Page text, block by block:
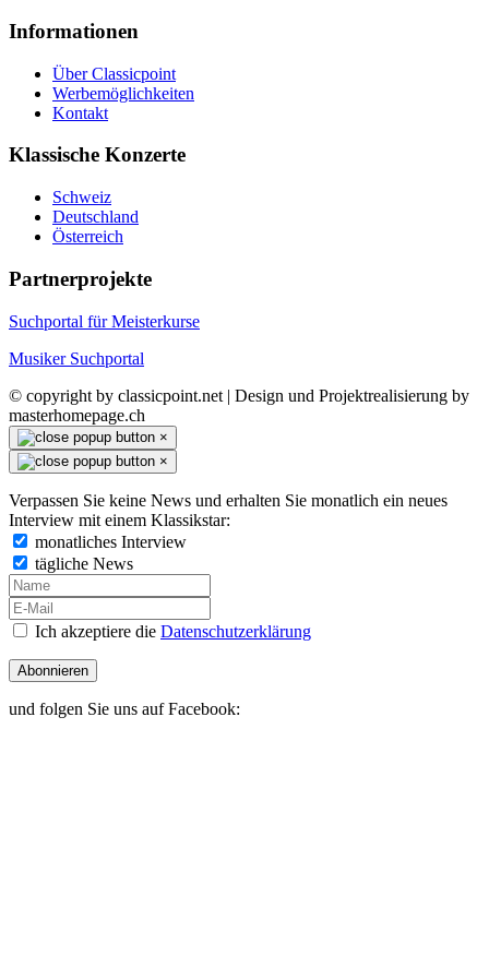
Informationen
Über Classicpoint
Werbemöglichkeiten
Kontakt
Klassische Konzerte
Schweiz
Deutschland
Österreich
Partnerprojekte
Suchportal für Meisterkurse
Musiker Suchportal
© copyright by classicpoint.net | Design und Projektrealisierung by
masterhomepage.ch
×
×
Verpassen Sie keine News und erhalten Sie monatlich ein neues
Interview mit einem Klassikstar:
monatliches Interview
tägliche News
Ich akzeptiere die Datenschutzerklärung
Abonnieren
und folgen Sie uns auf Facebook: